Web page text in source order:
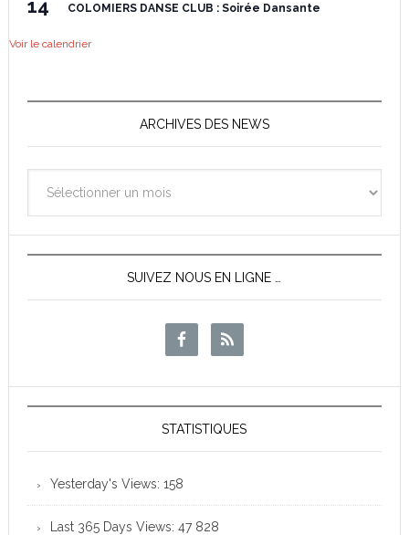
14 COLOMIERS DANSE CLUB : Soirée Dansante
Voir le calendrier
ARCHIVES DES NEWS
des
News
SUIVEZ NOUS EN LIGNE …
STATISTIQUES
Yesterday's Views: 158
Last 365 Days Views: 47 828